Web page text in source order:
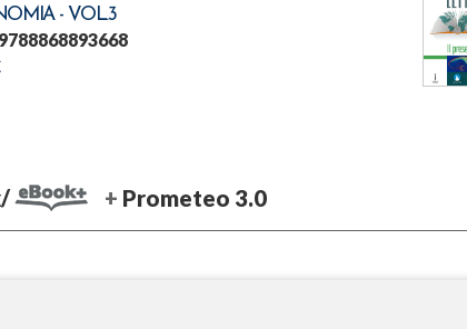
- VOL.3
Prometeo 3.0